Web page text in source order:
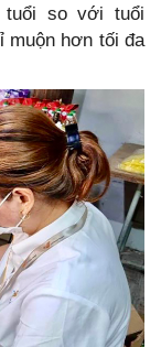
tuổi so với tuổi
muộn hơn tối đa